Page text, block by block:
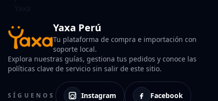
Yaxa Perú
Tu plataforma de compra e importación con
soporte local.
Explora nuestras guías, gestiona tus pedidos y conoce las
políticas clave de servicio sin salir de este sitio.
SÍGUENOS Instagram Facebook